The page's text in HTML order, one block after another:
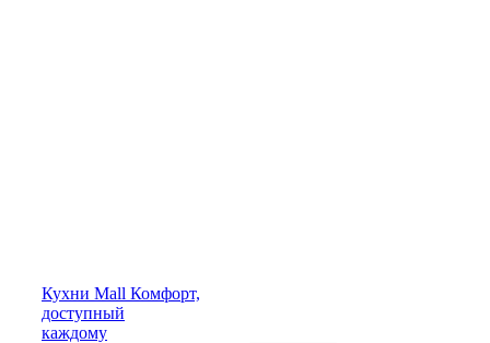
Кухни Mall Комфорт,
доступный
каждому